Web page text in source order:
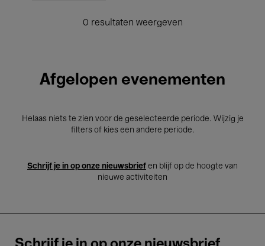
0 resultaten weergeven
Afgelopen evenementen
Helaas niets te zien voor de geselecteerde periode. Wijzig je
filters of kies een andere periode.
Schrijf je in op onze nieuwsbrief en blijf op de hoogte van
nieuwe activiteiten